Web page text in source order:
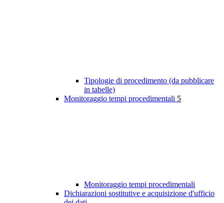
Tipologie di procedimento (da pubblicare
in tabelle)
Monitoraggio tempi procedimentali 5
Monitoraggio tempi procedimentali
Dichiarazioni sostitutive e acquisizione d'ufficio